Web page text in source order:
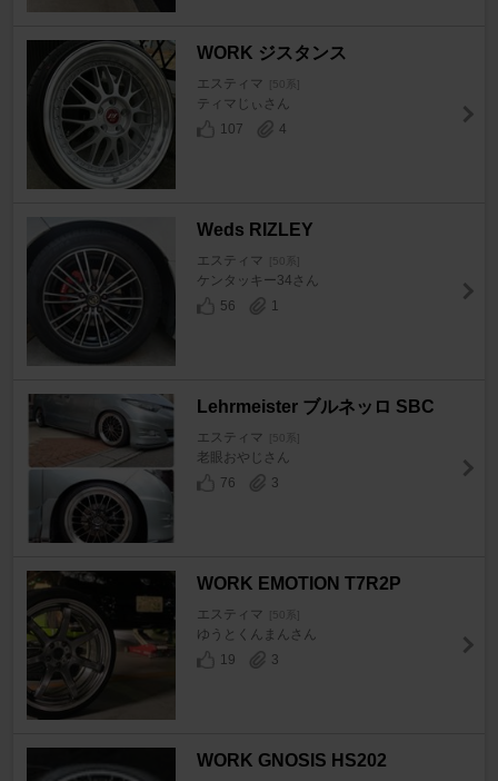
WORK ジスタンス
エスティマ [50系]
ティマじぃさん
107
4
Weds RIZLEY
エスティマ [50系]
ケンタッキー34さん
56
1
Lehrmeister ブルネッロ SBC
エスティマ [50系]
老眼おやじさん
76
3
WORK EMOTION T7R2P
エスティマ [50系]
ゆうとくんまんさん
19
3
WORK GNOSIS HS202